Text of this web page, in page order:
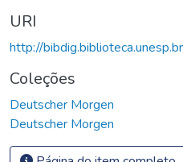
URI
http://
Coleções
Deutscher Morgen
Deutscher Morgen